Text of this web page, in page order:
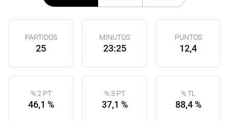
PARTIDOS
25
MINUTOS
23:25
PUNTOS
12,4
% 2 PT
46,1 %
% 3 PT
37,1 %
% TL
88,4 %